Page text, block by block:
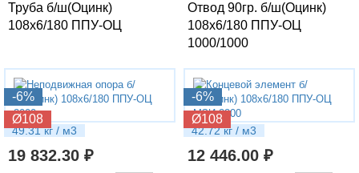
Труба б/ш(Оцинк)
108х6/180 ППУ-ОЦ
Отвод 90гр. б/ш(Оцинк)
108х6/180 ППУ-ОЦ
1000/1000
-6%
Ø108
49.31 кг / м3
19 832.30 ₽
-6%
Ø108
42.72 кг / м3
12 446.00 ₽